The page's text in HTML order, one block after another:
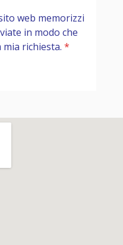
web memorizzi
in modo che
richiesta. *